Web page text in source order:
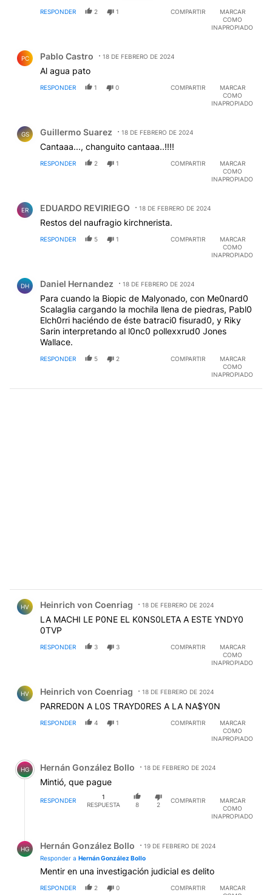
RESPONDER 2 1 COMPARTIR
MARCAR
COMO
INAPROPIADO
PC Pablo Castro 18 DE FEBRERO DE 2024
Al agua pato
RESPONDER 1 0 COMPARTIR
MARCAR
COMO
INAPROPIADO
GS Guillermo Suarez 18 DE FEBRERO DE 2024
Cantaaa..., changuito cantaaa..!!!!
RESPONDER 2 1 COMPARTIR
MARCAR
COMO
INAPROPIADO
ER EDUARDO REVIRIEGO 18 DE FEBRERO DE 2024
Restos del naufragio kirchnerista.
RESPONDER 5 1 COMPARTIR
MARCAR
COMO
INAPROPIADO
DH Daniel Hernandez 18 DE FEBRERO DE 2024
Para cuando la Biopic de Malyonado, con Me0nard0
Scalaglia cargando la mochila llena de piedras, Pabl0
Elch0rri haciéndo de éste batraci0 fisurad0, y Riky
Sarin interpretando al l0nc0 pollexxrud0 Jones
Wallace.
RESPONDER 5 2 COMPARTIR
MARCAR
COMO
INAPROPIADO
HV Heinrich von Coenriag 18 DE FEBRERO DE 2024
LA MACHI LE P0NE EL K0NS0LETA A ESTE YNDY0
0TVP
RESPONDER 3 3 COMPARTIR
MARCAR
COMO
INAPROPIADO
HV Heinrich von Coenriag 18 DE FEBRERO DE 2024
PARRED0N A L0S TRAYD0RES A LA NA$Y0N
RESPONDER 4 1 COMPARTIR
MARCAR
COMO
INAPROPIADO
Comentario de Hernán González Bollo.
HG Hernán González Bollo 18 DE FEBRERO DE 2024
Mintió, que pague
RESPONDER
1
RESPUESTA
8 2
COMPARTIR
MARCAR
COMO
INAPROPIADO
HG Hernán González Bollo
19 DE FEBRERO DE 2024
Responder a Hernán González Bollo
Mentir en una investigación judicial es delito
RESPONDER 2 0 COMPARTIR
MARCAR